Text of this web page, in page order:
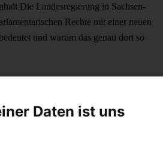
Die Landesregierung in Sachsen-
Rechte mit einer neuen
und warum das genau dort so
Daten ist uns